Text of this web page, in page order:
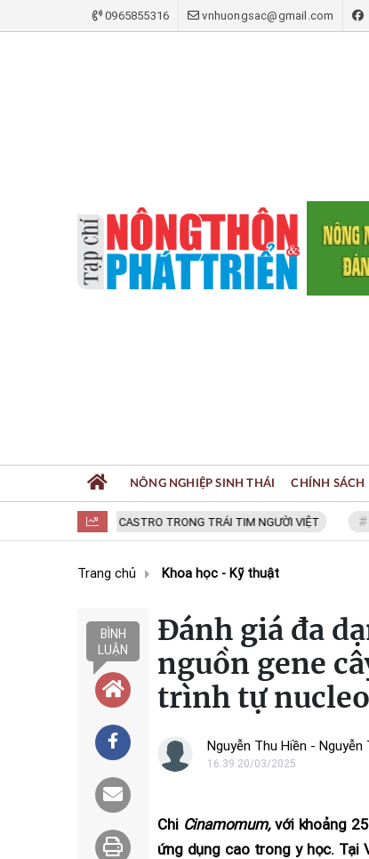
0965855316 vnhuongsac@gmail.com
FIDEL CASTRO TRONG TRÁI TIM NGƯỜI VIỆT
NÔNG NGHIỆP SINH THÁI CHÍNH SÁCH
Trang chủ Khoa học - Kỹ thuật
BÌNH
LUẬN
Đánh giá đa
nguồn gene
trình tự
Nguyễn Thu Hiền -
16:39 20/03/2025
Chi Cinamomum, với khoảng
ứng dụng cao trong y học. Tại